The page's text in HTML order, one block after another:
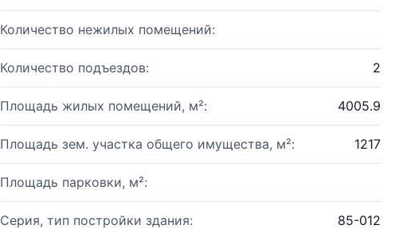
Количество нежилых помещений:
Количество подъездов: 2
Площадь жилых помещений, м²: 4005.9
Площадь зем. участка общего имущества, м²: 1217
Площадь парковки, м²:
Серия, тип постройки здания: 85-012